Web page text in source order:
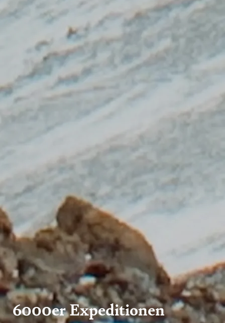
6000er Expeditionen